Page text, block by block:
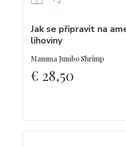
Jak se připravit na
lihoviny
Mamma Jumbo Shrimp
€ 28,50